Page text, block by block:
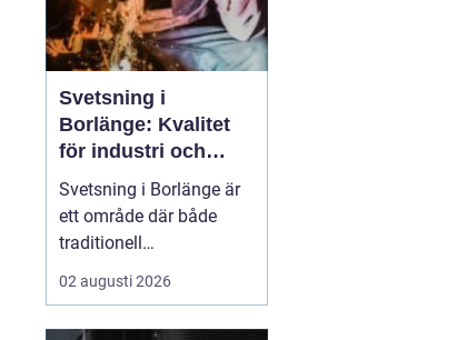
Svetsning i
Borlänge: Kvalitet
för industri och
konstruktion
Svetsning i Borlänge är
ett område där både
traditionell
verkstadsindustri och
moderna
02 augusti 2026